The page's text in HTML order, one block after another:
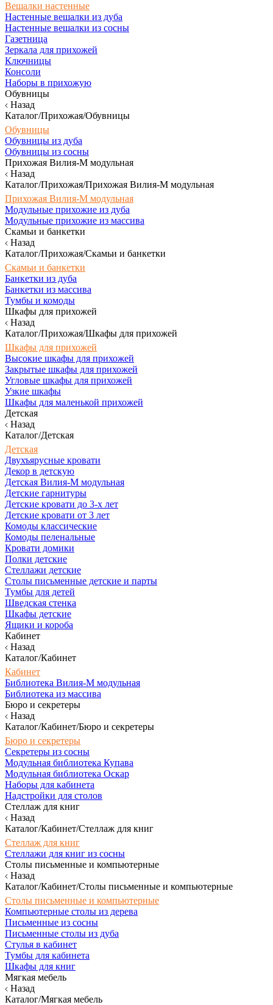
Вешалки настенные
Настенные вешалки из дуба
Настенные вешалки из сосны
Газетница
Зеркала для прихожей
Ключницы
Консоли
Наборы в прихожую
Обувницы
Назад
Каталог/Прихожая/Обувницы
Обувницы
Обувницы из дуба
Обувницы из сосны
Прихожая Вилия-М модульная
Назад
Каталог/Прихожая/Прихожая Вилия-М модульная
Прихожая Вилия-М модульная
Модульные прихожие из дуба
Модульные прихожие из массива
Скамьи и банкетки
Назад
Каталог/Прихожая/Скамьи и банкетки
Скамьи и банкетки
Банкетки из дуба
Банкетки из массива
Тумбы и комоды
Шкафы для прихожей
Назад
Каталог/Прихожая/Шкафы для прихожей
Шкафы для прихожей
Высокие шкафы для прихожей
Закрытые шкафы для прихожей
Угловые шкафы для прихожей
Узкие шкафы
Шкафы для маленькой прихожей
Детская
Назад
Каталог/Детская
Детская
Двухъярусные кровати
Декор в детскую
Детская Вилия-М модульная
Детские гарнитуры
Детские кровати до 3-х лет
Детские кровати от 3 лет
Комоды классические
Комоды пеленальные
Кровати домики
Полки детские
Стеллажи детские
Столы письменные детские и парты
Тумбы для детей
Шведская стенка
Шкафы детские
Ящики и короба
Кабинет
Назад
Каталог/Кабинет
Кабинет
Библиотека Вилия-М модульная
Библиотека из массива
Бюро и секретеры
Назад
Каталог/Кабинет/Бюро и секретеры
Бюро и секретеры
Секретеры из сосны
Модульная библиотека Купава
Модульная библиотека Оскар
Наборы для кабинета
Надстройки для столов
Стеллаж для книг
Назад
Каталог/Кабинет/Стеллаж для книг
Стеллаж для книг
Стеллажи для книг из сосны
Столы письменные и компьютерные
Назад
Каталог/Кабинет/Столы письменные и компьютерные
Столы письменные и компьютерные
Компьютерные столы из дерева
Письменные из сосны
Письменные столы из дуба
Стулья в кабинет
Тумбы для кабинета
Шкафы для книг
Мягкая мебель
Назад
Каталог/Мягкая мебель